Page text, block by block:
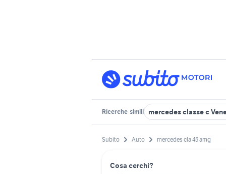
Ricerche simili mercedes classe c
Subito Auto mercedes cla 45 amg
Cosa cerchi?